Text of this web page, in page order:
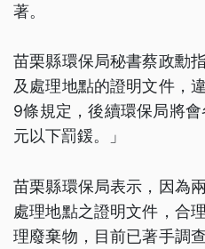
著。
苗栗縣環保局秘書蔡政勳
及處理地點的證明文件，
9條規定，後續環保局將
元以下罰鍰。」
苗栗縣環保局表示，因為
處理地點之證明文件，合
理廢棄物，目前已著手調